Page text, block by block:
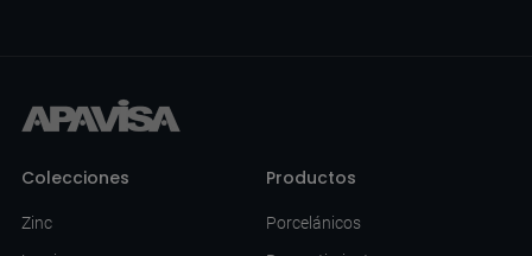
Colecciones
Zinc
Productos
Porcelánicos